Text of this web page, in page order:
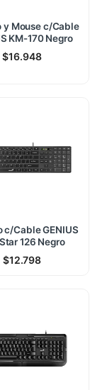
y Mouse c/Cable
KM-170 Negro
$16.948
c/Cable GENIUS
126 Negro
$12.798